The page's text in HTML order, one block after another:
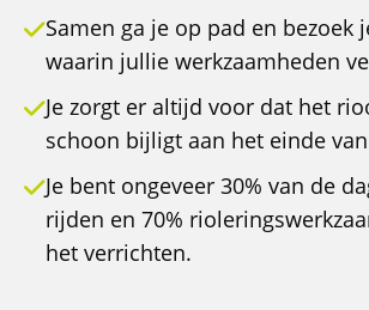
Samen ga je op pad en bezoek
waarin jullie werkzaamheden
Je zorgt er altijd voor dat het
schoon bijligt aan het einde
Je bent ongeveer 30% van de
rijden en 70%
het verrichten.